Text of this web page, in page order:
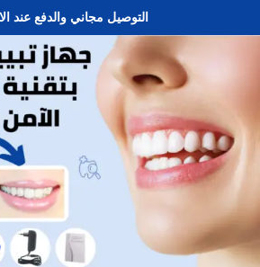
التوصيل مجاني والدفع عند